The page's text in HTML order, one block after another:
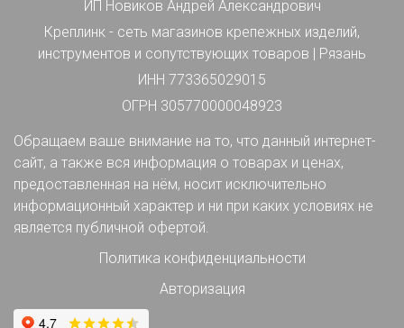
ИП Новиков Андрей Александрович
Креплинк - сеть магазинов крепежных изделий,
инструментов и сопутствующих товаров | Рязань
ИНН 773365029015
ОГРН 305770000048923
Обращаем ваше внимание на то, что данный интернет-
сайт, а также вся информация о товарах и ценах,
предоставленная на нём, носит исключительно
информационный характер и ни при каких условиях не
является публичной офертой.
Политика конфиденциальности
Авторизация